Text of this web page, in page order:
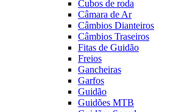
Cubos de roda
Câmara de Ar
Câmbios Dianteiros
Câmbios Traseiros
Fitas de Guidão
Freios
Gancheiras
Garfos
Guidão
Guidões MTB